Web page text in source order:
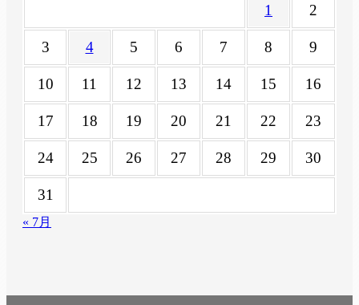
1 2
3 4 5 6 7 8 9
10 11 12 13 14 15 16
17 18 19 20 21 22 23
24 25 26 27 28 29 30
31
« 7月